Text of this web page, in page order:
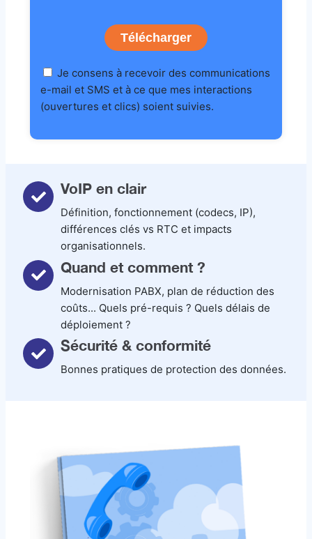
Télécharger
Je consens à recevoir des communications
e-mail et SMS et à ce que mes interactions
(ouvertures et clics) soient suivies.
VoIP en clair
Définition, fonctionnement (codecs, IP),
différences clés vs RTC et impacts
organisationnels.
Quand et comment ?
Modernisation PABX, plan de réduction des
coûts... Quels pré-requis ? Quels délais de
déploiement ?
Sécurité & conformité
Bonnes pratiques de protection des données.